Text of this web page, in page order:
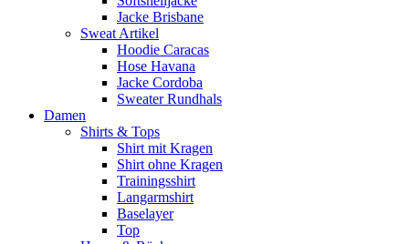
Jacke Brisbane
Sweat Artikel
Hoodie Caracas
Hose Havana
Jacke Cordoba
Sweater Rundhals
Damen
Shirts & Tops
Shirt mit Kragen
Shirt ohne Kragen
Trainingsshirt
Langarmshirt
Baselayer
Top